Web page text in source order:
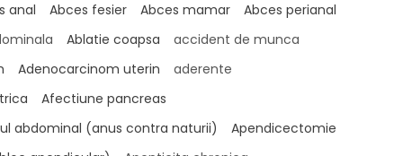
anal Abces fesier Abces mamar
Abces perianal
Ablatie coapsa
accident de munca
Adenocarcinom uterin
aderente
Afectiune pancreas
abdominal (anus contra naturii)
Apendicectomie